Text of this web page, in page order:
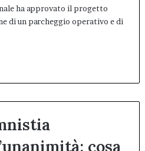
ha approvato il progetto
di un parcheggio operativo e di
cosa